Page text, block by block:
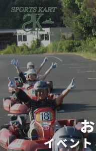
浜名湖店
イベン